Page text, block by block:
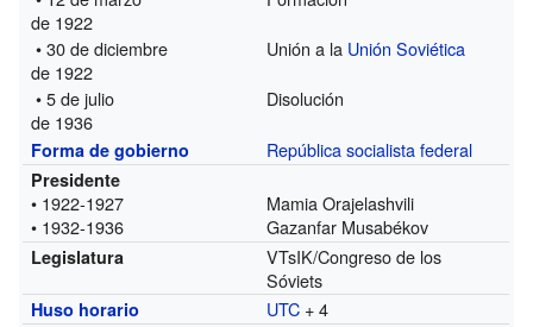
de 1922
• 30 de diciembre
de 1922
Unión a la Unión Soviética
• 5 de julio
de 1936
Disolución
Forma de gobierno República socialista federal
Presidente
• 1922-1927
• 1932-1936
Mamia Orajelashvili
Gazanfar Musabékov
Legislatura
VTsIK/Congreso de los
Sóviets
Huso horario UTC + 4